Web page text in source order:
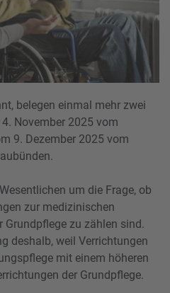
belegen einmal mehr zwei
November 2025 vom
9. Dezember 2025 vom
um die Frage, ob
zur medizinischen
Grundpflege zu zählen sind.
deshalb, weil Verrichtungen
mit einem höheren
der Grundpflege.